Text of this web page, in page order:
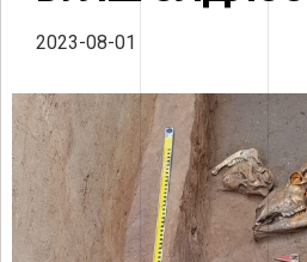
2023-08-01